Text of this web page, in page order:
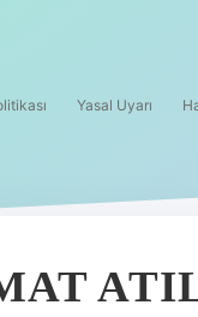
Yasal Uyarı